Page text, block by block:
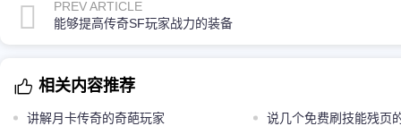
PREV ARTICLE
能够提高传奇SF玩家战力的装备
相关内容推荐
讲解月卡传奇的奇葩玩家
说几个免费刷技能残页